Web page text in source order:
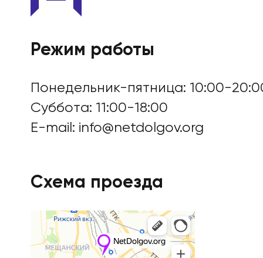
Режим работы
Понедельник-пятница: 10:00-
Суббота: 11:00-18:00
E-mail: info@netdolgov.org
Схема проезда